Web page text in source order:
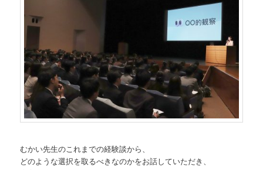
むかい先生のこれまでの経験談から、
どのような選択を取るべきなのかをお話していただき、